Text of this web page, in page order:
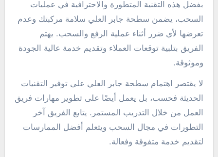
بفضل هذه التقنية المتطورة والاحترافية في عمليات
السحب، يضمن سطحة جابر العلي سلامة مركبتك وعدم
تعرضها لأي ضرر أثناء عملية الرفع والسحب. يهتم
الفريق بتلبية توقعات العملاء وتقديم خدمة عالية الجودة
وموثوقة.
لا يقتصر اهتمام سطحة جابر العلي على توفير التقنيات
الحديثة فحسب، بل يعمل أيضًا على تطوير مهارات فريق
العمل من خلال التدريب المستمر. يتابع الفريق آخر
التطورات في مجال السحب ويتعلم أفضل الممارسات
لتقديم خدمة متفوقة وفعالة.